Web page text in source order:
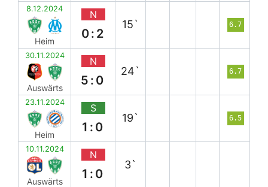
8.12.2024
Heim
N
0:2
15` 6.7
30.11.2024
Auswärts
N
5:0
24` 6.7
23.11.2024
Heim
S
1:0
19` 6.5
10.11.2024
Auswärts
N
1:0
3`